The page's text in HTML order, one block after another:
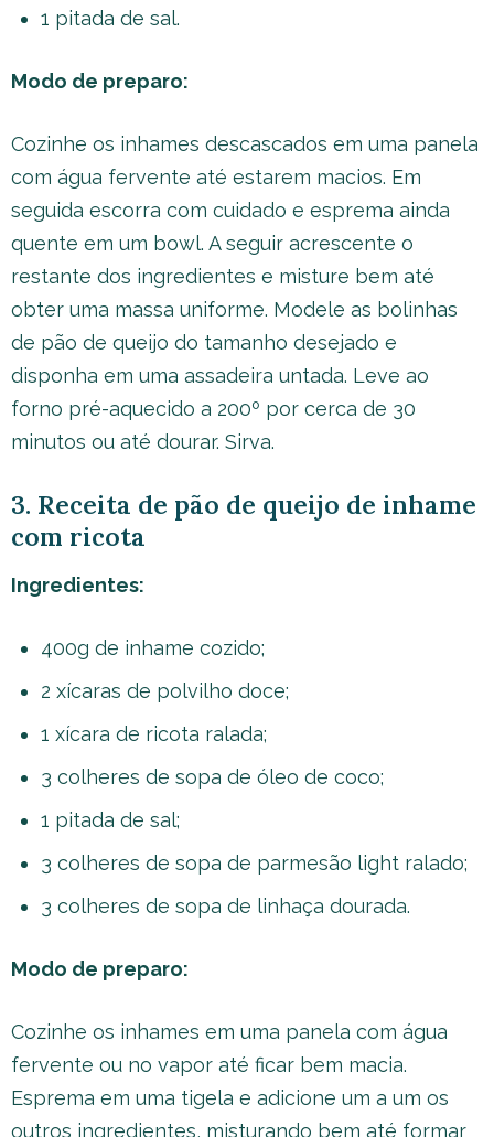
1 pitada de sal.
Modo de preparo:
Cozinhe os inhames descascados em uma panela
com água fervente até estarem macios. Em
seguida escorra com cuidado e esprema ainda
quente em um bowl. A seguir acrescente o
restante dos ingredientes e misture bem até
obter uma massa uniforme. Modele as bolinhas
de pão de queijo do tamanho desejado e
disponha em uma assadeira untada. Leve ao
forno pré-aquecido a 200º por cerca de 30
minutos ou até dourar. Sirva.
3. Receita de pão de queijo de inhame
com ricota
Ingredientes:
400g de inhame cozido;
2 xícaras de polvilho doce;
1 xícara de ricota ralada;
3 colheres de sopa de óleo de coco;
1 pitada de sal;
3 colheres de sopa de parmesão light ralado;
3 colheres de sopa de linhaça dourada.
Modo de preparo:
Cozinhe os inhames em uma panela com água
fervente ou no vapor até ficar bem macia.
Esprema em uma tigela e adicione um a um os
outros ingredientes, misturando bem até formar